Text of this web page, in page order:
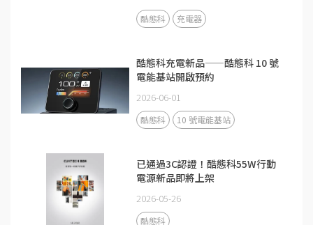
酷態科 充電器
酷態科充電新品——酷態科 10 號
電能基站開啟預約
2026-06-01
酷態科 10 號電能基站
已通過3C認證！酷態科55W行動
電源新品即將上架
2026-05-26
酷態科